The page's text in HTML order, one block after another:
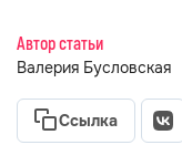
Автор статьи
Валерия Бусловская
Ссылка